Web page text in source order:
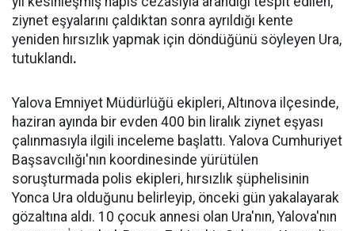
ziynet eşyalarını çaldıktan sonra ayrıldığı kente
yeniden hırsızlık yapmak için döndüğünü söyleyen Ura,
tutuklandı.
Yalova Emniyet Müdürlüğü ekipleri, Altınova ilçesinde,
haziran ayında bir evden 400 bin liralık ziynet eşyası
çalınmasıyla ilgili inceleme başlattı. Yalova Cumhuriyet
Başsavcılığı'nın koordinesinde yürütülen
soruşturmada polis ekipleri, hırsızlık şüphelisinin
Yonca Ura olduğunu belirleyip, önceki gün yakalayarak
gözaltına aldı. 10 çocuk annesi olan Ura'nın, Yalova'nın